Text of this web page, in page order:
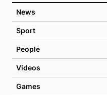
News
Sport
People
Videos
Games